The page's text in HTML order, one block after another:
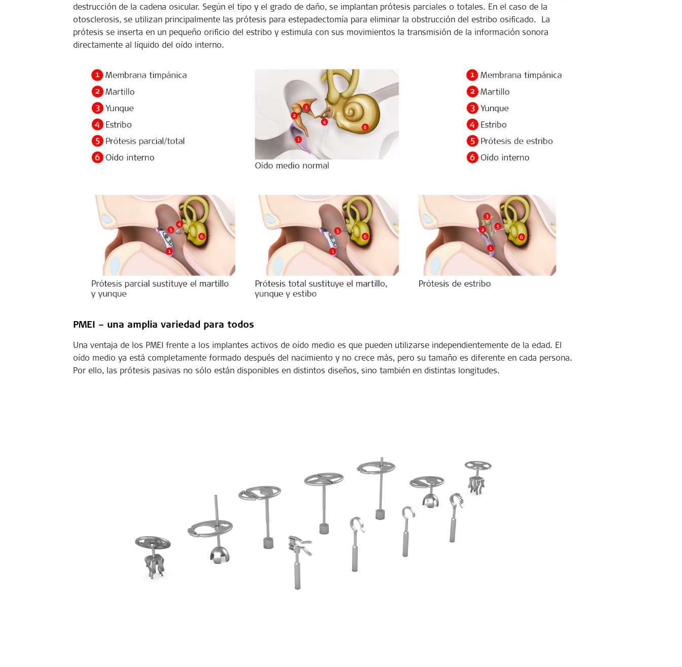
destrucción de la cadena osicular. Según el tipo y el grado de daño, se implantan prótesis parciales o totales. En el caso de la
otosclerosis, se utilizan principalmente las prótesis para estepadectomía para eliminar la obstrucción del estribo osificado. La
prótesis se inserta en un pequeño orificio del estribo y estimula con sus movimientos la transmisión de la información sonora
directamente al líquido del oído interno.
PMEI – una amplia variedad para todos
Una ventaja de los PMEI frente a los implantes activos de oído medio es que pueden utilizarse independientemente de la edad. El
oído medio ya está completamente formado después del nacimiento y no crece más, pero su tamaño es diferente en cada persona.
Por ello, las prótesis pasivas no sólo están disponibles en distintos diseños, sino también en distintas longitudes.